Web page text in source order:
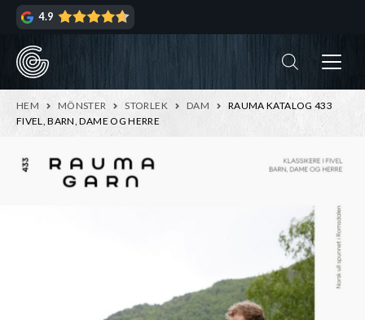
Hoppa
navigering
Hoppa
innehåll
4.9
HEM MÖNSTER STORLEK DAM
RAUMA KATALOG 433
FIVEL, BARN, DAME OG HERRE